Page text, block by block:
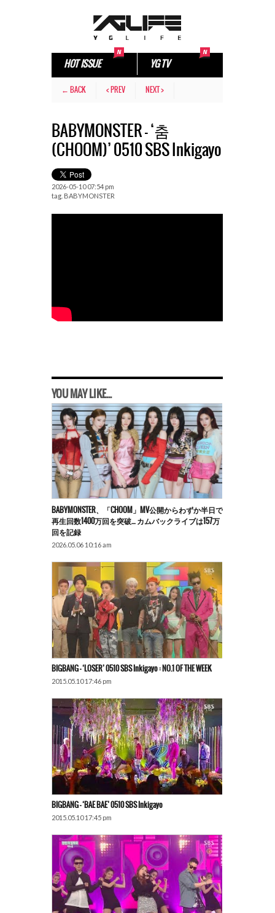
HOT ISSUE YG TV
← BACK < PREV NEXT >
BABYMONSTER – ‘춤
(CHOOM)’ 0510 SBS Inkigayo
2026-05-10 07:54 pm
tag. BABYMONSTER
YOU MAY LIKE...
BABYMONSTER、「CHOOM」MV公開からわずか半日で
再生回数1400万回を突破… カムバックライブは157万
回を記録
2026.05.06 10:16 am
BIGBANG – ‘LOSER’ 0510 SBS Inkigayo : NO.1 OF THE WEEK
2015.05.10 17:46 pm
BIGBANG – ‘BAE BAE’ 0510 SBS Inkigayo
2015.05.10 17:45 pm